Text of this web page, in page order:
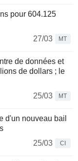
pour 604.125
27/03
MT
de données et
de dollars ; le
25/03
MT
d'un nouveau bail
25/03
CI